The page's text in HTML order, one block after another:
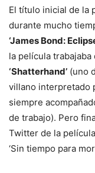
El título inicial de la
durante mucho
‘James Bond:
la película
‘Shatterhand’ (uno
villano interpretado
siempre
de trabajo). Pero
Twitter de la
‘Sin tiempo para